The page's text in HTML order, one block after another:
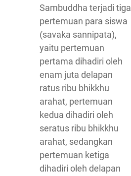
Sambuddha terjadi tiga
pertemuan para siswa
(savaka sannipata),
yaitu pertemuan
pertama dihadiri oleh
enam juta delapan
ratus ribu bhikkhu
arahat, pertemuan
kedua dihadiri oleh
seratus ribu bhikkhu
arahat, sedangkan
pertemuan ketiga
dihadiri oleh delapan